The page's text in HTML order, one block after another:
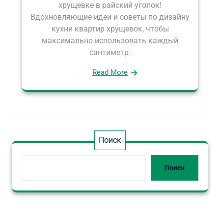
хрущевке в райский уголок!
Вдохновляющие идеи и советы по дизайну
кухни квартир хрущевок, чтобы
максимально использовать каждый
сантиметр.
Read More
Поиск
Поиск